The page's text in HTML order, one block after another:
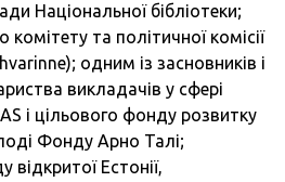
Національної бібліотеки;
комітету та політичної комісії
одним із засновників і
викладачів у сфері
і цільового фонду розвитку
Фонду Арно Талі;
Естонії,